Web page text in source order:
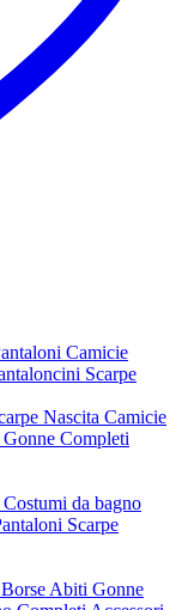
Camicie
Scarpe
Nascita Camicie
Gonne Completi
Costumi da bagno
Scarpe
Borse Abiti Gonne